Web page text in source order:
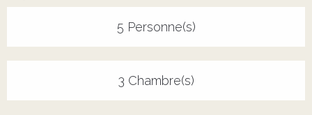
5 Personne(s)
3 Chambre(s)